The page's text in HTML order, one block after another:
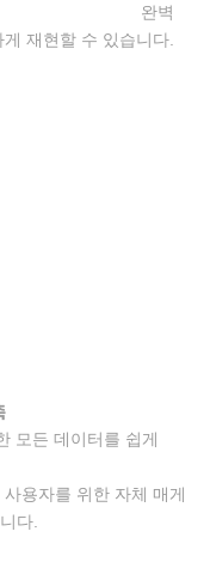
완벽
게 재현할 수 있습니다.
든 데이터를 쉽게
용자를 위한 자체 매게
다.